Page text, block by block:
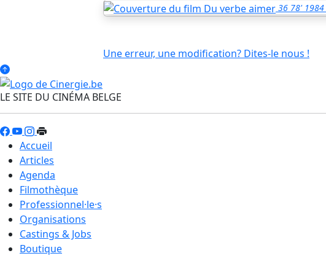
36 78' 1984
Une erreur, une modification? Dites-le nous !
LE SITE DU CINÉMA BELGE
Accueil
Articles
Agenda
Filmothèque
Professionnel·le·s
Organisations
Castings & Jobs
Boutique